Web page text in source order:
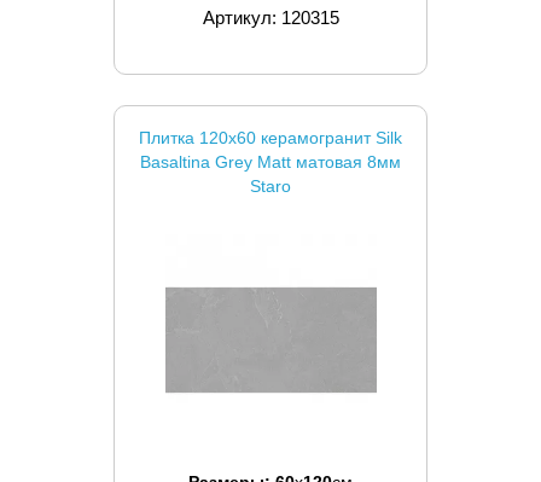
Артикул: 120315
Плитка 120x60 керамогранит Silk
Basaltina Grey Matt матовая 8мм
Staro